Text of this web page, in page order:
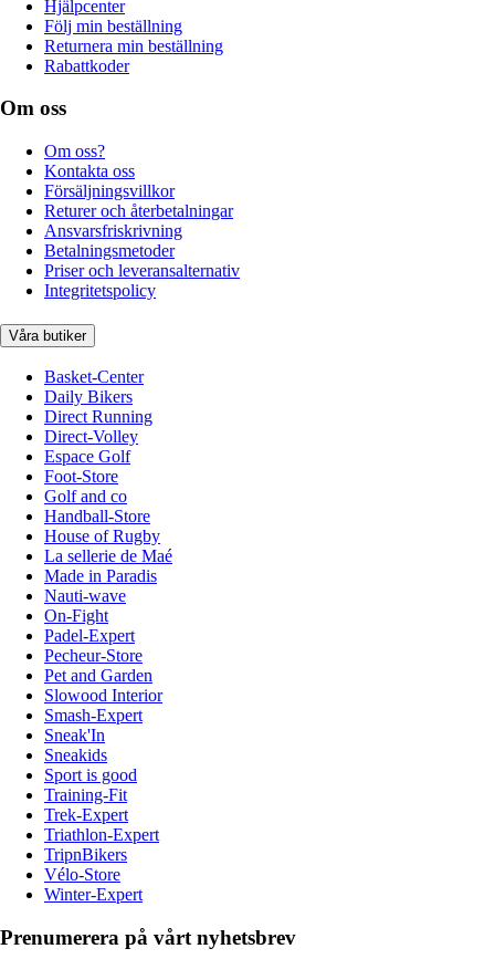
Hjälpcenter
Följ min beställning
Returnera min beställning
Rabattkoder
Om oss
Om oss?
Kontakta oss
Försäljningsvillkor
Returer och återbetalningar
Ansvarsfriskrivning
Betalningsmetoder
Priser och leveransalternativ
Integritetspolicy
Våra butiker
Basket-Center
Daily Bikers
Direct Running
Direct-Volley
Espace Golf
Foot-Store
Golf and co
Handball-Store
House of Rugby
La sellerie de Maé
Made in Paradis
Nauti-wave
On-Fight
Padel-Expert
Pecheur-Store
Pet and Garden
Slowood Interior
Smash-Expert
Sneak'In
Sneakids
Sport is good
Training-Fit
Trek-Expert
Triathlon-Expert
TripnBikers
Vélo-Store
Winter-Expert
Prenumerera på vårt nyhetsbrev